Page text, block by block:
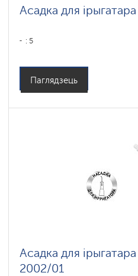
Асадка для
: 5
Паглядзець
Асадка для
2002/01